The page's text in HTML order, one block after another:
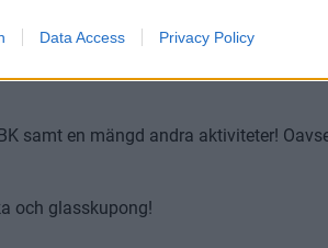
Data Access Privacy Policy
samt en mängd andra aktiviteter!
och glasskupong!